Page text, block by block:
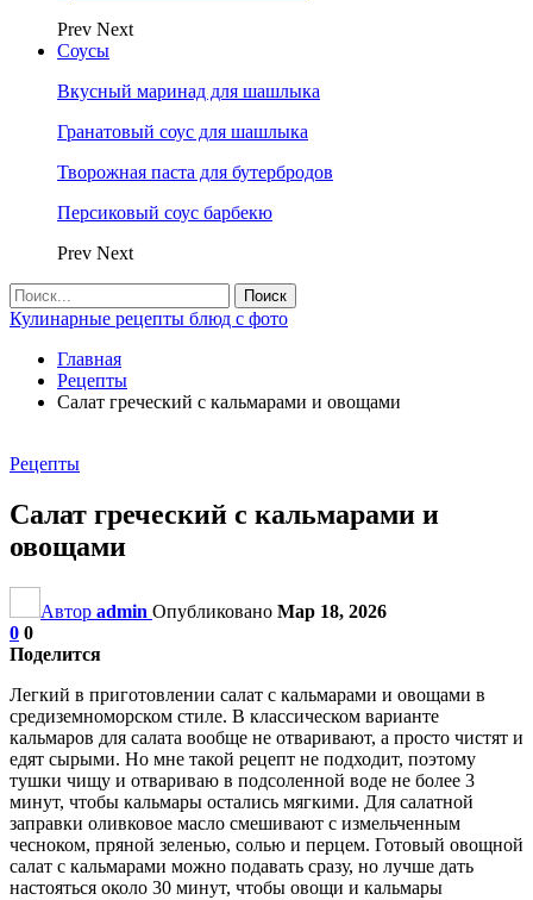
Prev Next
Соусы
Вкусный маринад для шашлыка
Гранатовый соус для шашлыка
Творожная паста для бутербродов
Персиковый соус барбекю
Prev Next
Кулинарные рецепты блюд с фото
Главная
Рецепты
Салат греческий с кальмарами и овощами
Рецепты
Салат греческий с кальмарами и
овощами
Автор admin Опубликовано Мар 18, 2026
0 0
Поделится
Легкий в приготовлении салат с кальмарами и овощами в
средиземноморском стиле. В классическом варианте
кальмаров для салата вообще не отваривают, а просто чистят и
едят сырыми. Но мне такой рецепт не подходит, поэтому
тушки чищу и отвариваю в подсоленной воде не более 3
минут, чтобы кальмары остались мягкими. Для салатной
заправки оливковое масло смешивают с измельченным
чесноком, пряной зеленью, солью и перцем. Готовый овощной
салат с кальмарами можно подавать сразу, но лучше дать
настояться около 30 минут, чтобы овощи и кальмары